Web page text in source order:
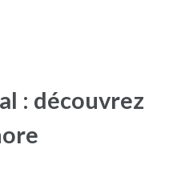
: découvrez